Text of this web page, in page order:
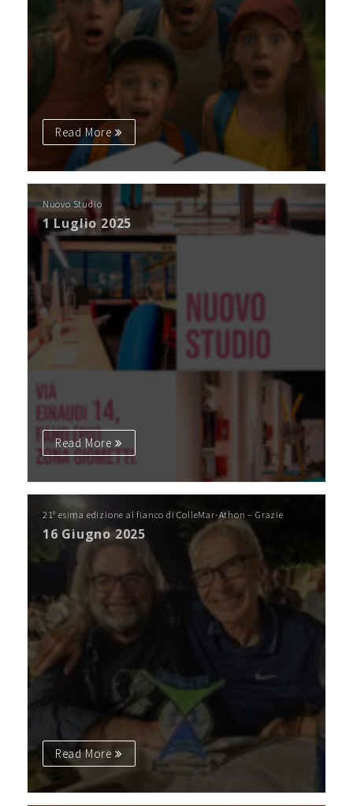
Read More
Nuovo Studio
1 Luglio 2025
Read More
21° esima edizione al fianco di ColleMar-Athon – Grazie
16 Giugno 2025
Read More